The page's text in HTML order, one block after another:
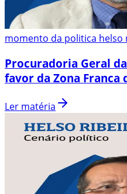
momento da politica helso
Procuradoria Geral
favor da Zona Franca
Ler matéria